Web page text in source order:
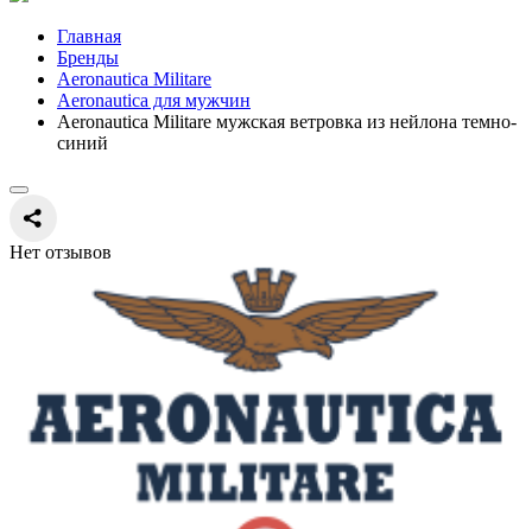
Главная
Бренды
Aeronautica Militare
Aeronautica для мужчин
Aeronautica Militare мужская ветровка из нейлона темно-
синий
Нет отзывов